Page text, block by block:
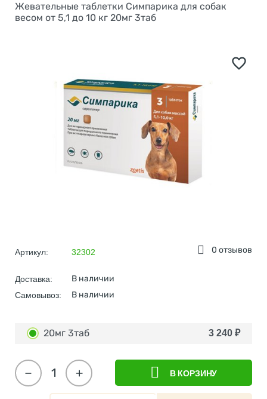
Жевательные таблетки Симпарика для собак
весом от 5,1 до 10 кг 20мг 3таб
0 отзывов
Артикул: 32302
Доставка: В наличии
Самовывоз: В наличии
20мг 3таб 3 240 ₽
+
− В КОРЗИНУ